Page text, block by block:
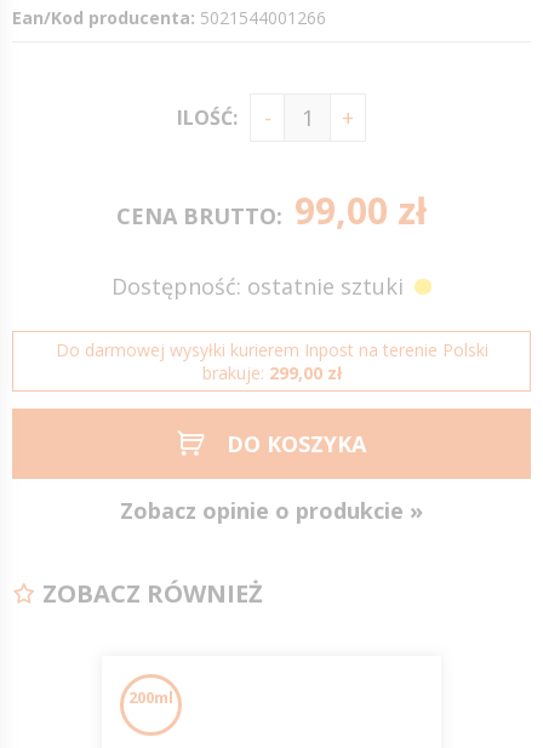
Ean/Kod producenta: 5021544001266
ILOŚĆ:
CENA BRUTTO: 99,00 zł
Dostępność: ostatnie sztuki
Do darmowej wysyłki kurierem Inpost na terenie Polski
brakuje: 299,00 zł
DO KOSZYKA
Zobacz opinie o produkcie »
ZOBACZ RÓWNIEŻ
200ml